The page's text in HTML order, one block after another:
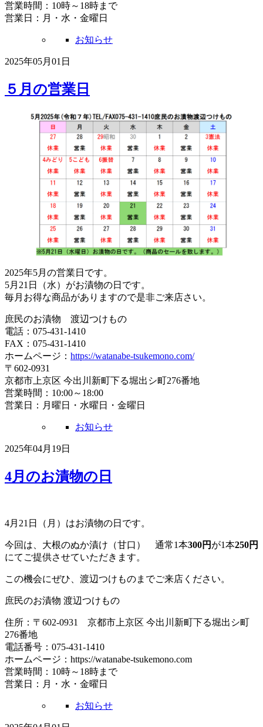
営業時間：10時～18時まで
営業日：月・水・金曜日
お知らせ
2025年05月01日
５月の営業日
2025年5月の営業日です。
5月21日（水）がお漬物の日です。
毎月お得な商品がありますので是非ご来店さい。
庶民のお漬物 渡辺つけもの
電話：075-431-1410
FAX：075-431-1410
ホームページ： https://watanabe-tsukemono.com/
〒602-0931
京都市上京区 今出川新町下る堀出シ町276番地
営業時間：10:00～18:00
営業日：月曜日・水曜日・金曜日
お知らせ
2025年04月19日
4月のお漬物の日
4月21日（月）はお漬物の日です。
今回は、大根のぬか漬け（甘口） 通常1本300円 が1本250円
にてご提供させていただきます。
この機会にぜひ、渡辺つけものまでご来店ください。
庶民のお漬物 渡辺つけもの
住所：〒602-0931 京都市上京区 今出川新町下る堀出シ町
276番地
電話番号：075-431-1410
ホームページ：https://watanabe-tsukemono.com
営業時間：10時～18時まで
営業日：月・水・金曜日
お知らせ